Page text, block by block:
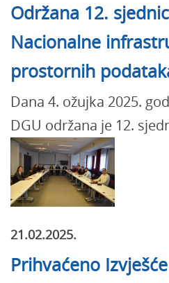
Održana 12.
Nacionalne
prostornih
Dana 4. ožujka 2025.
DGU održana je 12.
21.02.2025.
Prihvaćeno